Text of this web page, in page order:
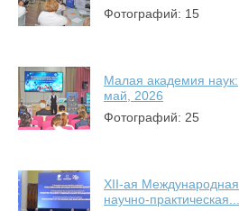
Фотографий: 15
Малая академия наук:
май, 2026
Фотографий: 25
XII-ая Международная
научно-практическая...